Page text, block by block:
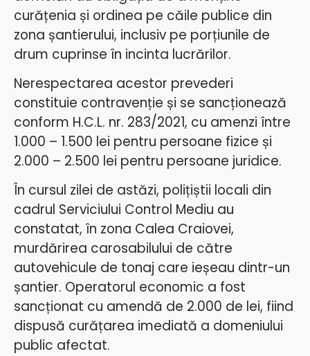
curățenia și ordinea pe căile publice din
zona șantierului, inclusiv pe porțiunile de
drum cuprinse în incinta lucrărilor.
Nerespectarea acestor prevederi
constituie contravenție și se sancționează
conform H.C.L. nr. 283/2021, cu amenzi între
1.000 – 1.500 lei pentru persoane fizice și
2.000 – 2.500 lei pentru persoane juridice.
În cursul zilei de astăzi, polițiștii locali din
cadrul Serviciului Control Mediu au
constatat, în zona Calea Craiovei,
murdărirea carosabilului de către
autovehicule de tonaj care ieșeau dintr-un
șantier. Operatorul economic a fost
sancționat cu amendă de 2.000 de lei, fiind
dispusă curățarea imediată a domeniului
public afectat.